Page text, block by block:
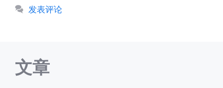
发表评论
文章